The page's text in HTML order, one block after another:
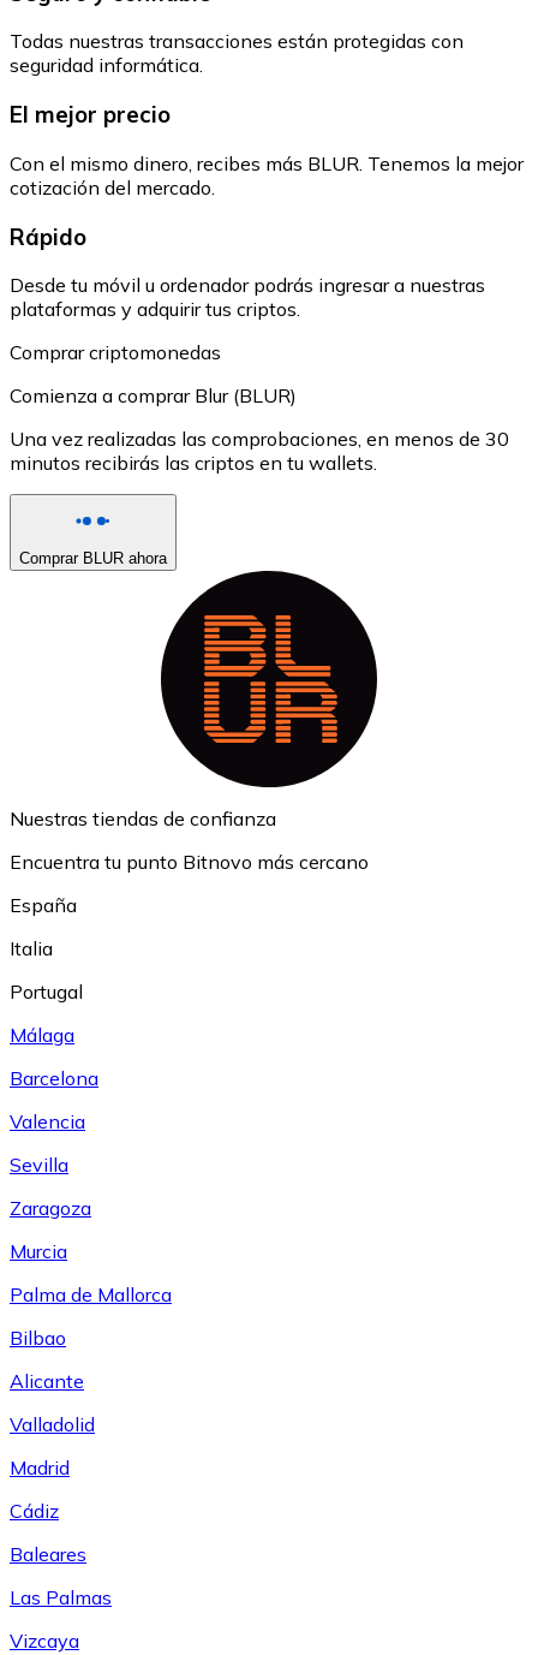
Todas nuestras transacciones están protegidas con
seguridad informática.
El mejor precio
Con el mismo dinero, recibes más BLUR. Tenemos la mejor
cotización del mercado.
Rápido
Desde tu móvil u ordenador podrás ingresar a nuestras
plataformas y adquirir tus criptos.
Comprar criptomonedas
Comienza a comprar Blur (BLUR)
Una vez realizadas las comprobaciones, en menos de 30
minutos recibirás las criptos en tu wallets.
Comprar BLUR ahora
Nuestras tiendas de confianza
Encuentra tu punto Bitnovo más cercano
España
Italia
Portugal
Málaga
Barcelona
Valencia
Sevilla
Zaragoza
Murcia
Palma de Mallorca
Bilbao
Alicante
Valladolid
Madrid
Cádiz
Baleares
Las Palmas
Vizcaya